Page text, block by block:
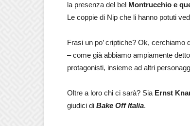
la presenza del bel Montrucchio e
Le coppie di Nip che li hanno potuti
Frasi un po’ criptiche? Ok,
– come già abbiamo ampiamente
protagonisti, insieme ad altri
Oltre a loro chi ci sarà? Sia Ernst
giudici di Bake Off Italia.